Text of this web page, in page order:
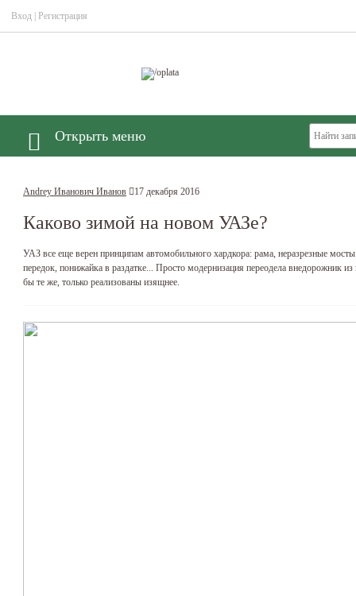
Вход Регистрация
Открыть меню
Andrey Иванович Иванов 17 декабря 2016
Каково зимой на новом УАЗе?
УАЗ все еще верен принципам автомобильного хардкора: рама, неразрезные
передок, понижайка в раздатке... Просто модернизация переодела внедорожник
бы те же, только реализованы изящнее.